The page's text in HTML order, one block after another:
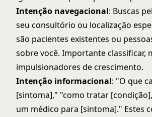
Intenção navegacional: Buscas
seu consultório ou localização
são pacientes existentes ou
sobre você. Importante classificar,
impulsionadores de crescimento.
Intenção informacional: "O que
[sintoma]," "como tratar
um médico para [sintoma]." Estes